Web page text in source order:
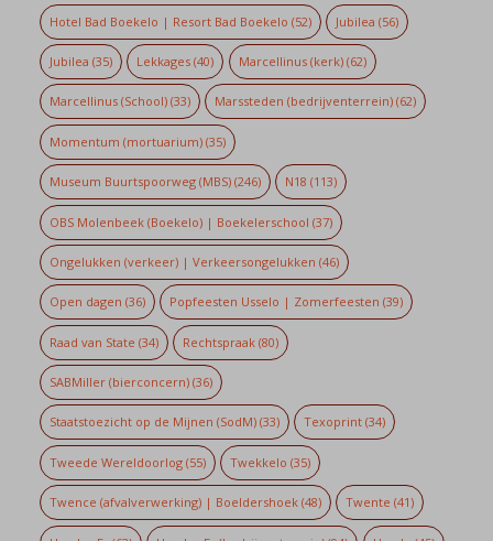
Hotel Bad Boekelo | Resort Bad Boekelo (52) Jubilea (56)
Jubilea (35) Lekkages (40) Marcellinus (kerk)(62)
Marcellinus (School)(33) Marssteden (bedrijventerrein) (62)
Momentum (mortuarium)(35)
Museum Buurtspoorweg (MBS)(246) N18 (113)
OBS Molenbeek (Boekelo) | Boekelerschool (37)
Ongelukken (verkeer) | Verkeersongelukken (46)
Open dagen (36) Popfeesten Usselo | Zomerfeesten (39)
Raad van State (34) Rechtspraak (80)
SABMiller (bierconcern)(36)
Staatstoezicht op de Mijnen (SodM)(33) Texoprint (34)
Tweede Wereldoorlog(55) Twekkelo (35)
Twence (afvalverwerking) | Boeldershoek(48) Twente (41)